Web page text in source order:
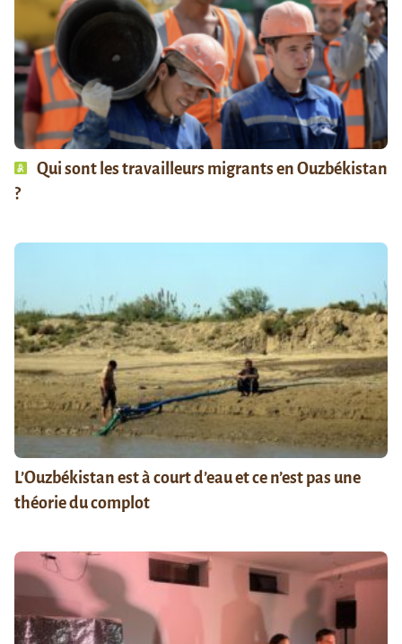
Qui sont les travailleurs migrants en Ouzbékistan
?
L’Ouzbékistan est à court d’eau et ce n’est pas une
théorie du complot